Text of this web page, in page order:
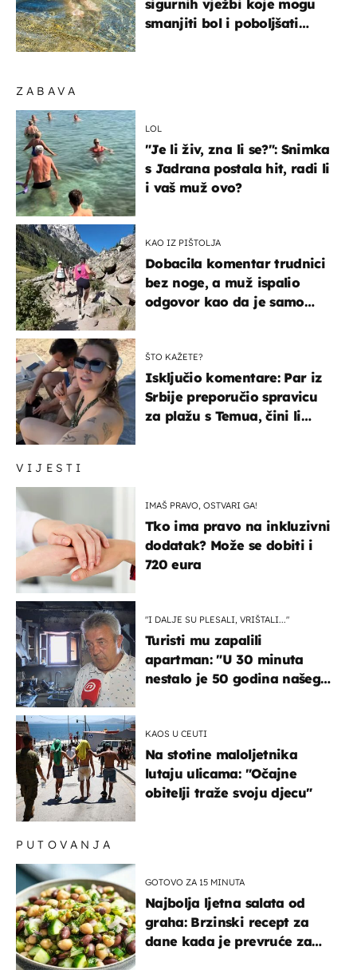
VIJESTI
IMAŠ PRAVO, OSTVARI GA!
Tko ima pravo na inkluzivni
dodatak? Može se dobiti i
720 eura
"I DALJE SU PLESALI, VRIŠTALI..."
Turisti mu zapalili
apartman: "U 30 minuta
nestalo je 50 godina našeg
KAOS U CEUTI
Na stotine maloljetnika
lutaju ulicama: "Očajne
obitelji traže svoju djecu"
ZABAVA
LOL
"Je li živ, zna li se?": Snimka
s Jadrana postala hit, radi li
i vaš muž ovo?
KAO IZ PIŠTOLJA
Dobacila komentar trudnici
bez noge, a muž ispalio
odgovor kao da je samo
ŠTO KAŽETE?
Isključio komentare: Par iz
Srbije preporučio spravicu
za plažu s Temua, čini li
PUTOVANJA
GOTOVO ZA 15 MINUTA
Najbolja ljetna salata od
graha: Brzinski recept za
dane kada je prevruće za
sigurnih vježbi koje mogu
smanjiti bol i poboljšati